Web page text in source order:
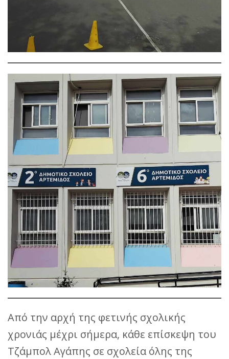
Από την αρχή της φετινής σχολικής
χρονιάς μέχρι σήμερα, κάθε επίσκεψη του
Τζάμπολ Αγάπης σε σχολεία όλης της